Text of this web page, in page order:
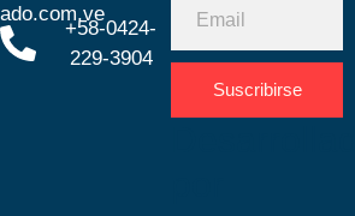
+58-0424-
229-3904
Suscribirse